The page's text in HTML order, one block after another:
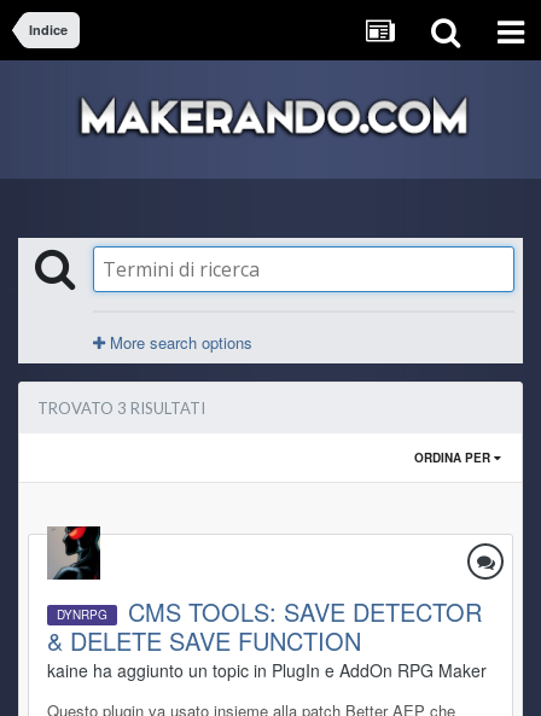
Indice
More search options
TROVATO 3 RISULTATI
ORDINA PER
DYNRPG
CMS TOOLS: SAVE DETECTOR
& DELETE SAVE FUNCTION
kaine ha aggiunto un topic in PlugIn e AddOn RPG Maker
Questo plugin va usato insieme alla patch Better AEP che